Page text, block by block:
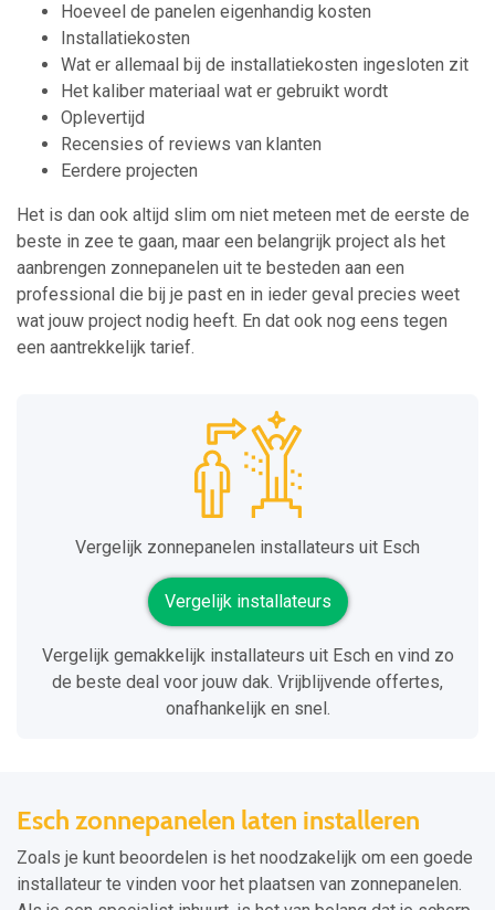
Hoeveel de panelen eigenhandig kosten
Installatiekosten
Wat er allemaal bij de installatiekosten ingesloten zit
Het kaliber materiaal wat er gebruikt wordt
Oplevertijd
Recensies of reviews van klanten
Eerdere projecten
Het is dan ook altijd slim om niet meteen met de eerste de
beste in zee te gaan, maar een belangrijk project als het
aanbrengen zonnepanelen uit te besteden aan een
professional die bij je past en in ieder geval precies weet
wat jouw project nodig heeft. En dat ook nog eens tegen
een aantrekkelijk tarief.
Vergelijk zonnepanelen installateurs uit Esch
Vergelijk installateurs
Vergelijk gemakkelijk installateurs uit Esch en vind zo
de beste deal voor jouw dak. Vrijblijvende offertes,
onafhankelijk en snel.
Esch zonnepanelen laten installeren
Zoals je kunt beoordelen is het noodzakelijk om een goede
installateur te vinden voor het plaatsen van zonnepanelen.